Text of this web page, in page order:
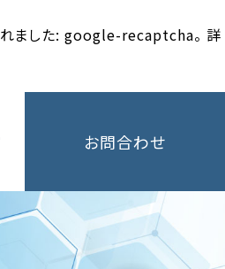
れました: google-recaptcha。 詳
お問合わせ